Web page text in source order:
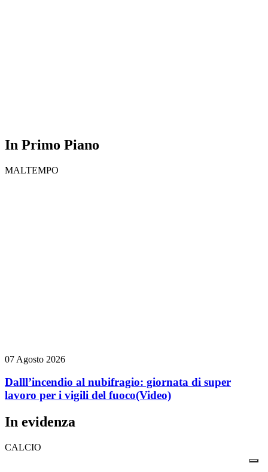
In Primo Piano
MALTEMPO
07 Agosto 2026
Dalll’incendio al nubifragio: giornata di super
lavoro per i vigili del fuoco(Video)
In evidenza
CALCIO